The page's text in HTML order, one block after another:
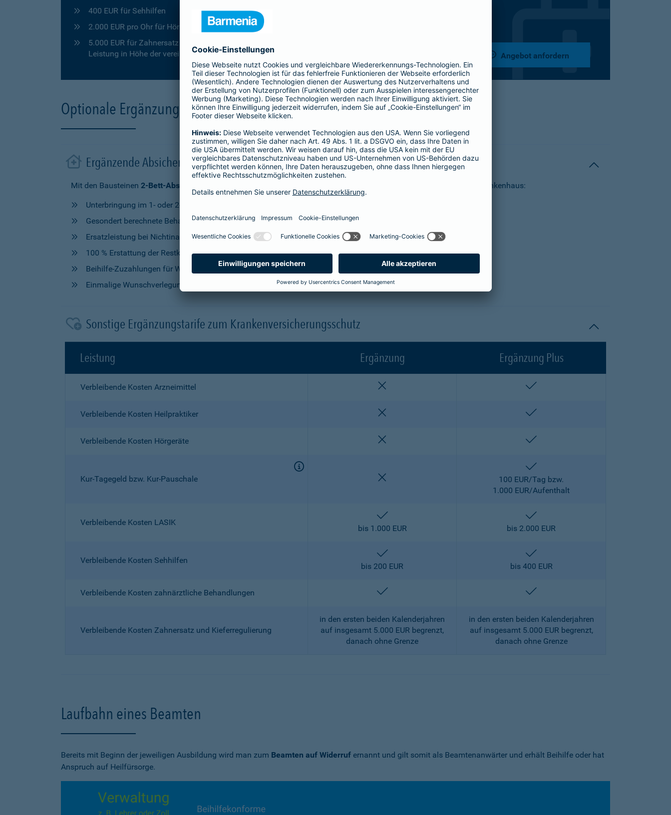
400 EUR für Sehhilfen
2.000 EUR pro Ohr für Hörgeräte
5.000 EUR für Zahnersatz in den ersten beiden Kalenderjahren, ab dem dritten Jahr ist die
Leistung in Höhe der vereinbarten Prozentstufe unbegrenzt
Angebot anfordern
Optionale Ergänzungen für deine Krankenversicherung
Ergänzende Absicherung im Krankenhaus
Mit den Bausteinen 2-Bett-Absicherung sicherst du dir zusätzlich folgende Leistungen im Krankenhaus:
Unterbringung im 1- oder 2-Bettzimmer (je nach gewähltem Baustein)
Gesondert berechnete Behandlung durch einen Arzt oder eine Ärztin der Wahl ("Chefarztbehandlung")
Ersatzleistung bei Nichtinanspruchnahme der Wahlleistungen
100 % Erstattung der Restkosten, nach Vorleistung der Beihilfe
Beihilfe-Zuzahlungen für Wahlleistungen
Einmalige Wunschverlegung
Sonstige Ergänzungstarife zum Krankenversicherungsschutz
Leistung Ergänzung Ergänzung Plus
Verbleibende Kosten Arzneimittel
Verbleibende Kosten Heilpraktiker
Verbleibende Kosten Hörgeräte
Kur-Tagegeld bzw. Kur-Pauschale
100 EUR/Tag bzw.
1.000 EUR/Aufenthalt
Verbleibende Kosten LASIK
enthalten
bis 1.000 EUR
bis 2.000 EUR
Verbleibende Kosten Sehhilfen
enthalten
bis 200 EUR
bis 400 EUR
Verbleibende Kosten zahnärztliche Behandlungen enthalten
Verbleibende Kosten Zahnersatz und Kieferregulierung
in den ersten beiden Kalenderjahren
auf insgesamt 5.000 EUR begrenzt,
danach ohne Grenze
in den ersten beiden Kalenderjahren
auf insgesamt 5.000 EUR begrenzt,
danach ohne Grenze
Laufbahn eines Beamten
Bereits mit Beginn der jeweiligen Ausbildung wird man zum Beamten auf Widerruf ernannt und gilt somit als Beamtenanwärter und erhält Beihilfe oder hat
Anspruch auf Heilfürsorge.